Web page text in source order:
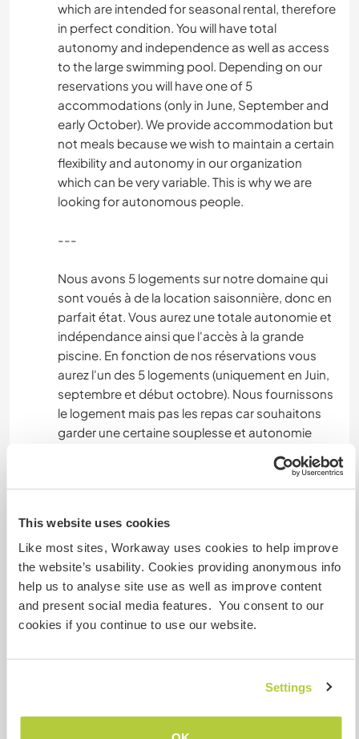
This website uses cookies
Like most sites, Workaway uses cookies to help improve
the website’s usability. Cookies providing anonymous info
help us to analyse site use as well as improve content
and present social media features. You consent to our
cookies if you continue to use our website.
Settings
which are intended for seasonal rental, therefore
in perfect condition. You will have total
autonomy and independence as well as access
to the large swimming pool. Depending on our
reservations you will have one of 5
accommodations (only in June, September and
early October). We provide accommodation but
not meals because we wish to maintain a certain
flexibility and autonomy in our organization
which can be very variable. This is why we are
looking for autonomous people.
---
Nous avons 5 logements sur notre domaine qui
sont voués à de la location saisonnière, donc en
parfait état. Vous aurez une totale autonomie et
indépendance ainsi que l'accès à la grande
piscine. En fonction de nos réservations vous
aurez l'un des 5 logements (uniquement en Juin,
septembre et début octobre). Nous fournissons
le logement mais pas les repas car souhaitons
garder une certaine souplesse et autonomie
variable. C'est pourquoi nous recherchons des
personnes autonomes.
What else ...
We are 2 minutes from the Pointe des Châteaux
as well as 2 beautiful beaches. There is a bus that
passes 3 times a day, but we recommend having
ainsi que de 2 belles plages. Il y a un bus qui
passe 3 fois par jour, mais nous vous
recommandons d'avoir une voiture, surtout si